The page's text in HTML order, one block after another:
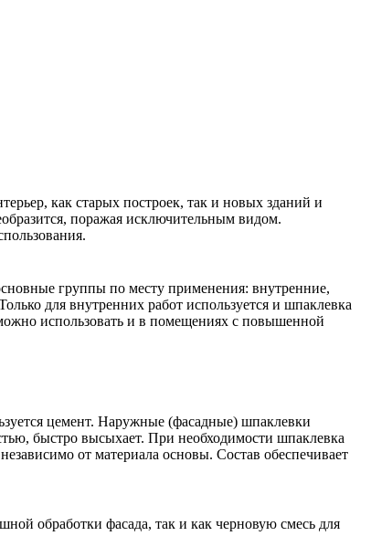
как старых построек, так и новых зданий и
поражая исключительным видом.
группы по месту применения: внутренние,
для внутренних работ используется и шпаклевка
использовать и в помещениях с повышенной
цемент. Наружные (фасадные) шпаклевки
быстро высыхает. При необходимости шпаклевка
от материала основы. Состав обеспечивает
обработки фасада, так и как черновую смесь для